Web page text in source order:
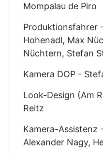
Mompalau de Piro
Produktionsfahrer
Hohenadl, Max
Nüchtern, Stefan
Kamera DOP -
Look-Design (Am
Reitz
Kamera-Assistenz
Alexander Nagy,